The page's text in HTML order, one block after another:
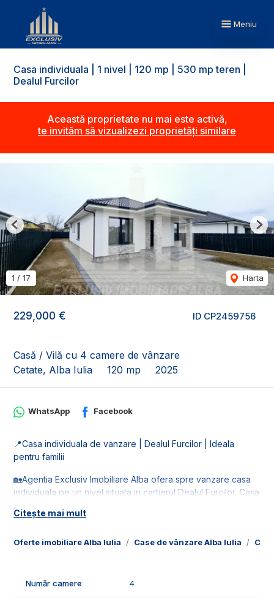
Meniu
Casa individuala | 1 nivel | 120 mp | 530 mp teren |
Dealul Furcilor
Această proprietate nu mai este activă,
te invităm să vizualizezi proprietăți similare
ID CP2459756
229,000 €
Casă / Vilă cu 4 camere de vânzare
Cetate, Alba Iulia
120 mp 2025
1 / 17 Harta
Previous
Oferte imobiliare Alba Iulia Case de vânzare Alba Iulia
WhatsApp Facebook
📍Casa individuala de vanzare | Dealul Furcilor | Ideala
pentru familii
🏡Agentia Exclusiv Imobiliare Alba ofera spre vanzare casa
individuala pe un nivel situata in cartierul Dealul Furcilor. Casa
14 ml.
🚰Dispune de toate retelele de utilitati: apa, gaz, curent si
din:
Citește mai mult
Număr camere 4